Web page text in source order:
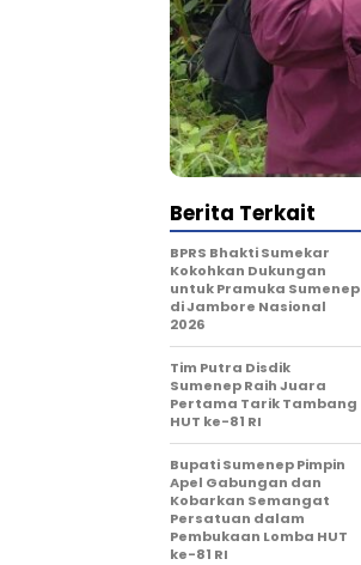
Berita Terkait
BPRS Bhakti Sumekar
Kokohkan Dukungan
untuk Pramuka Sumenep
di Jambore Nasional
2026
Tim Putra Disdik
Sumenep Raih Juara
Pertama Tarik Tambang
HUT ke-81 RI
Bupati Sumenep Pimpin
Apel Gabungan dan
Kobarkan Semangat
Persatuan dalam
Pembukaan Lomba HUT
ke-81 RI